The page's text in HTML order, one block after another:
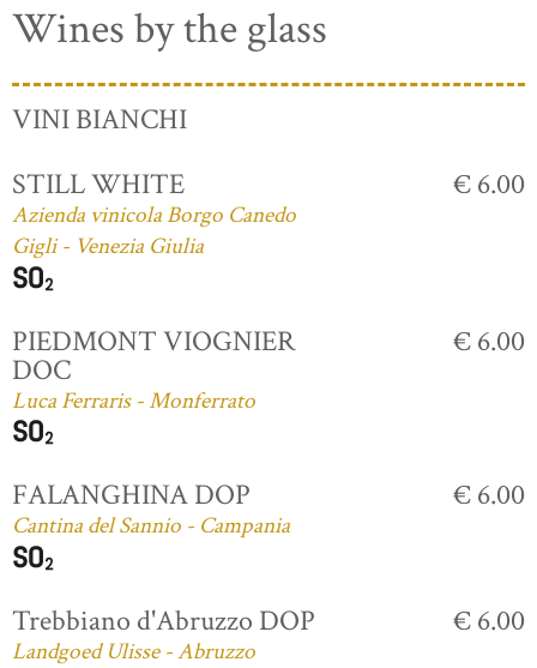
Wines by the glass
VINI BIANCHI
STILL WHITE
Azienda vinicola Borgo Canedo
Gigli - Venezia Giulia
€ 6.00
PIEDMONT VIOGNIER
DOC
Luca Ferraris - Monferrato
€ 6.00
FALANGHINA DOP
Cantina del Sannio - Campania
€ 6.00
Trebbiano d'Abruzzo DOP
Landgoed Ulisse - Abruzzo
€ 6.00